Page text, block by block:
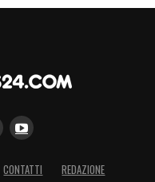
CONTATTI REDAZIONE